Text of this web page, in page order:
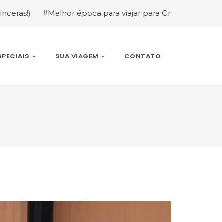
época para viajar para Orlando: mês a mês (guia
SUA VIAGEM CONTATO